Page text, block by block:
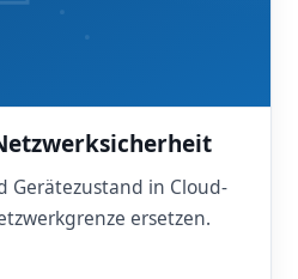
in Cloud-
ersetzen.